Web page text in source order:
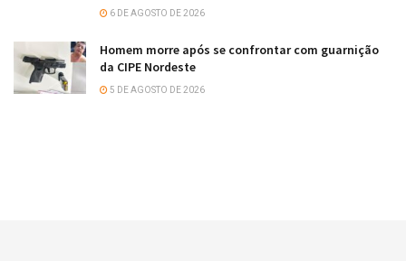
6 DE AGOSTO DE 2026
Homem morre após se confrontar com guarnição
da CIPE Nordeste
5 DE AGOSTO DE 2026